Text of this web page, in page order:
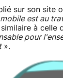
sur son site
est au
à celle
pour
».